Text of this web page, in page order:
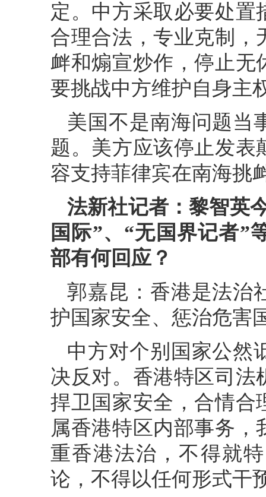
定。中方采取必要处置
合理合法，专业克制，
衅和煽宣炒作，停止无
要挑战中方维护自身主
美国不是南海问题当
题。美方应该停止发表
容支持菲律宾在南海挑
法新社记者：黎智英
国际”、“无国界记者”
部有何回应？
郭嘉昆：香港是法治
护国家安全、惩治危害
中方对个别国家公然
决反对。香港特区司法
捍卫国家安全，合情合
属香港特区内部事务
重香港法治，不得就
论，不得以任何形式干